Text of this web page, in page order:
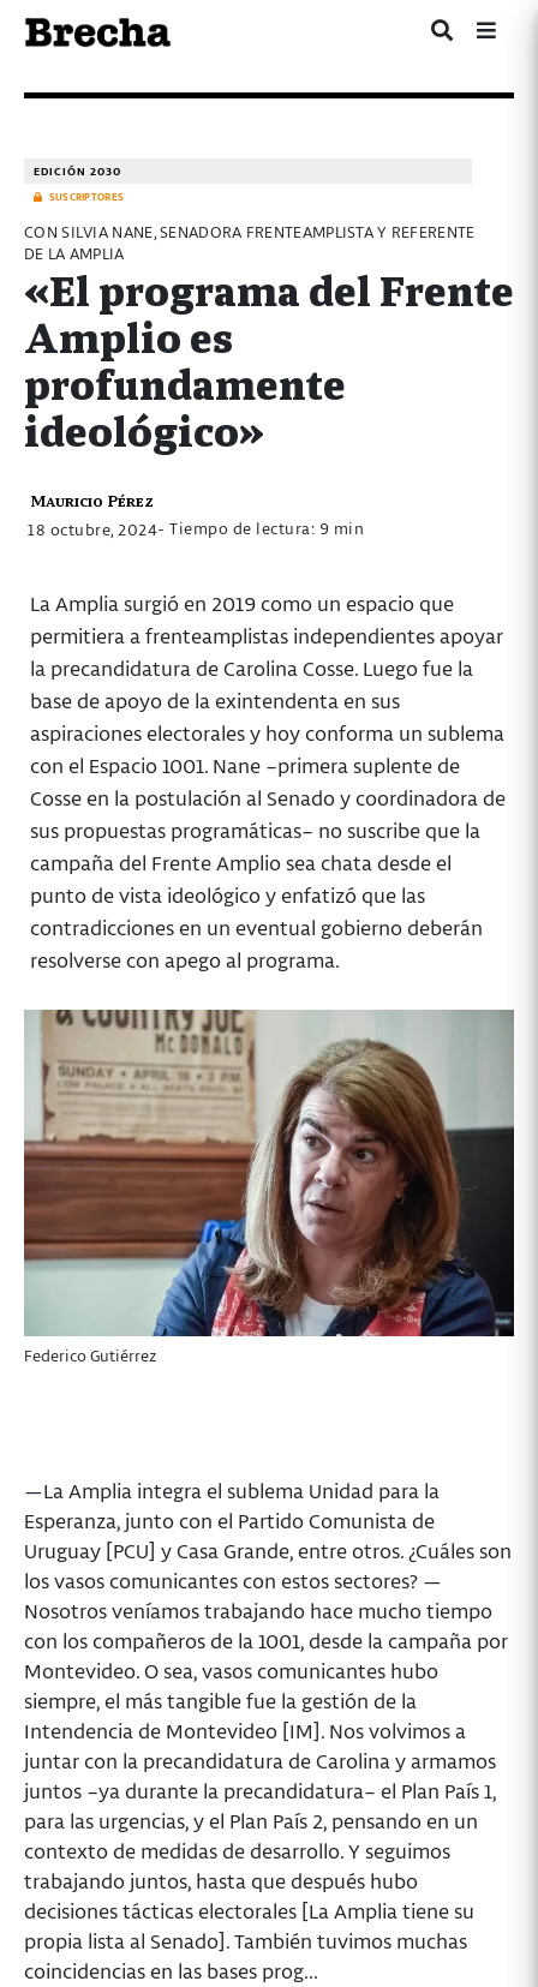
EDICIÓN 2030
SUSCRIPTORES
CON SILVIA NANE, SENADORA FRENTEAMPLISTA Y REFERENTE
DE LA AMPLIA
«El programa del Frente
Amplio es
profundamente
ideológico»
Mauricio Pérez
18 octubre, 2024- Tiempo de lectura: 9 min
La Amplia surgió en 2019 como un espacio que
permitiera a frenteamplistas independientes apoyar
la precandidatura de Carolina Cosse. Luego fue la
base de apoyo de la exintendenta en sus
aspiraciones electorales y hoy conforma un sublema
con el Espacio 1001. Nane –primera suplente de
Cosse en la postulación al Senado y coordinadora de
sus propuestas programáticas– no suscribe que la
campaña del Frente Amplio sea chata desde el
punto de vista ideológico y enfatizó que las
contradicciones en un eventual gobierno deberán
resolverse con apego al programa.
Federico Gutiérrez
—La Amplia integra el sublema Unidad para la
Esperanza, junto con el Partido Comunista de
Uruguay [PCU] y Casa Grande, entre otros. ¿Cuáles son
los vasos comunicantes con estos sectores? —
Nosotros veníamos trabajando hace mucho tiempo
con los compañeros de la 1001, desde la campaña por
Montevideo. O sea, vasos comunicantes hubo
siempre, el más tangible fue la gestión de la
Intendencia de Montevideo [IM]. Nos volvimos a
juntar con la precandidatura de Carolina y armamos
juntos –ya durante la precandidatura– el Plan País 1,
para las urgencias, y el Plan País 2, pensando en un
contexto de medidas de desarrollo. Y seguimos
trabajando juntos, hasta que después hubo
decisiones tácticas electorales [La Amplia tiene su
propia lista al Senado]. También tuvimos muchas
coincidencias en las bases prog...